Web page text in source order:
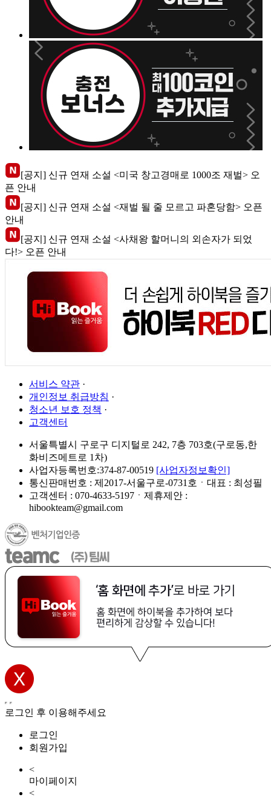
[공지] 신규 연재 소설 <미국 창고경매로 1000조 재벌> 오
픈 안내
[공지] 신규 연재 소설 <재벌 될 줄 모르고 파혼당함> 오픈
안내
[공지] 신규 연재 소설 <사채왕 할머니의 외손자가 되었
다!> 오픈 안내
서비스 약관 ·
개인정보 취급방침 ·
청소년 보호 정책 ·
고객센터
서울특별시 구로구 디지털로 242, 7층 703호(구로동,한
화비즈메트로 1차)
사업자등록번호:374-87-00519 [사업자정보확인]
통신판매번호 : 제2017-서울구로-0731호ㆍ대표 : 최성필
고객센터 : 070-4633-5197ㆍ제휴제안 :
hibookteam@gmail.com
로그인 후 이용해주세요
로그인
회원가입
<
마이페이지
<